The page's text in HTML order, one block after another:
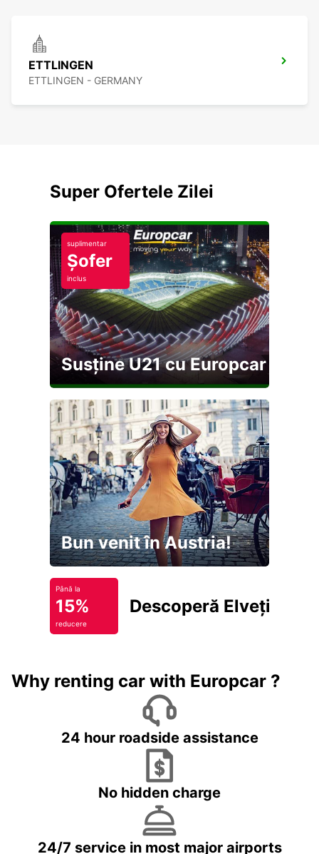
ETTLINGEN
ETTLINGEN - GERMANY
Super Ofertele Zilei
suplimentar
Șofer
inclus
Susține U21 cu Europcar
Bun venit în Austria!
Până la
15%
reducere
Descoperă Elveția
Why renting car with Europcar ?
24 hour roadside assistance
No hidden charge
24/7 service in most major airports